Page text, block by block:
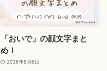
「おいで」の顔文字まと
め！
2026年8月8日